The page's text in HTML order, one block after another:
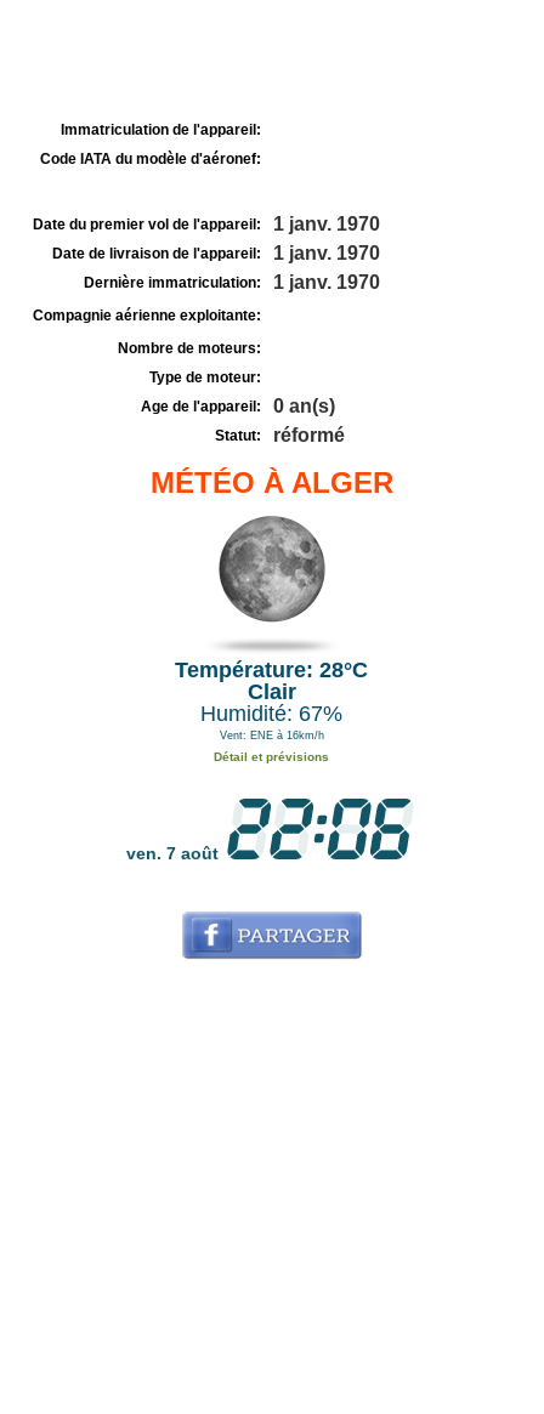
Immatriculation de l'appareil:
Code IATA du modèle d'aéronef:
Date du premier vol de l'appareil: 1 janv. 1970
Date de livraison de l'appareil: 1 janv. 1970
Dernière immatriculation: 1 janv. 1970
Compagnie aérienne exploitante:
Nombre de moteurs:
Type de moteur:
Age de l'appareil:
0 an(s)
Statut: réformé
MÉTÉO À ALGER
Température: 28°C
Clair
Humidité: 67%
Vent: ENE à 16km/h
Détail et prévisions
ven. 7 août